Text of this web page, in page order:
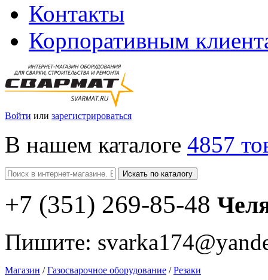
Контакты
Корпоративным
Войти или зарегистрироваться
В нашем каталоге 4857
Искать по каталогу
+7 (351) 269-85-48
Пишите:
Магазин / Газосварочное оборудование / Резаки